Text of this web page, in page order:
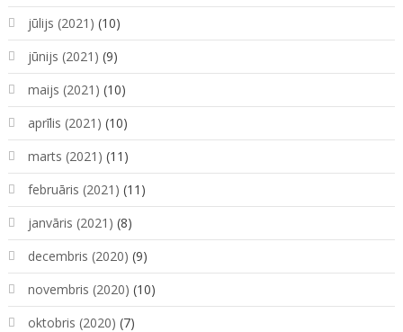
jūlijs (2021) (10)
jūnijs (2021) (9)
maijs (2021) (10)
aprīlis (2021) (10)
marts (2021) (11)
februāris (2021) (11)
janvāris (2021) (8)
decembris (2020) (9)
novembris (2020) (10)
oktobris (2020) (7)